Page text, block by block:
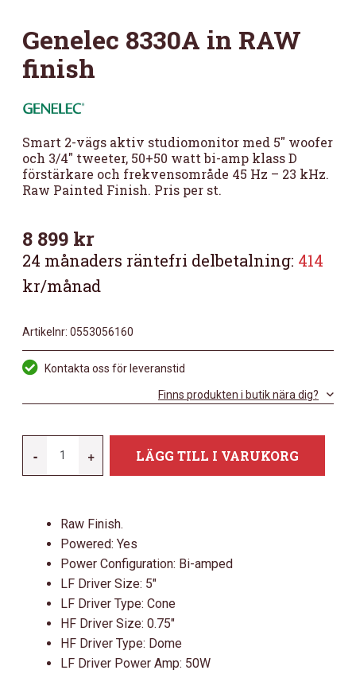
Genelec 8330A in RAW
finish
Smart 2-vägs aktiv studiomonitor med 5″ woofer
och 3/4″ tweeter, 50+50 watt bi-amp klass D
förstärkare och frekvensområde 45 Hz – 23 kHz.
Raw Painted Finish. Pris per st.
8 899 kr
24 månaders räntefri delbetalning: 414
kr/månad
Artikelnr: 0553056160
Kontakta oss för leveranstid
Finns produkten i butik nära dig?
-
FINISH
MÄNGD
+ LÄGG TILL I VARUKORG
Raw Finish.
Powered: Yes
Power Configuration: Bi-amped
LF Driver Size: 5″
LF Driver Type: Cone
HF Driver Size: 0.75″
HF Driver Type: Dome
LF Driver Power Amp: 50W